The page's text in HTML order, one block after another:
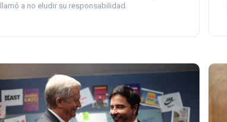
llamó a no eludir su responsabilidad.